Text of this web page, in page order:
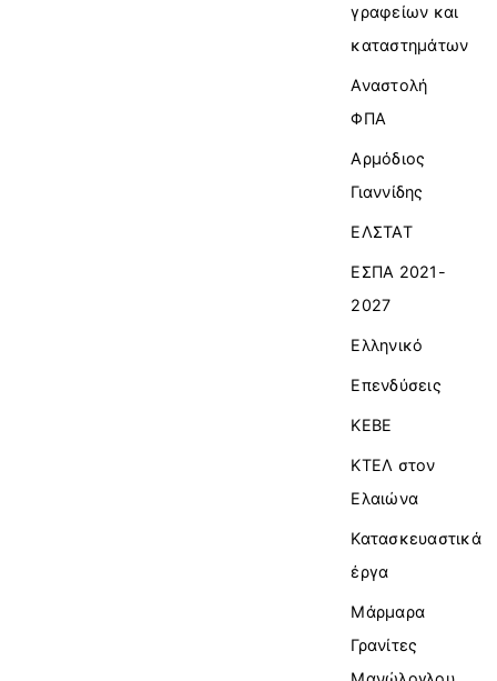
γραφείων και
καταστημάτων
Αναστολή
ΦΠΑ
Αρμόδιος
Γιαννίδης
ΕΛΣΤΑΤ
ΕΣΠΑ 2021-
2027
Ελληνικό
Επενδύσεις
ΚΕΒΕ
ΚΤΕΛ στον
Ελαιώνα
Κατασκευαστικά
έργα
Μάρμαρα
Γρανίτες